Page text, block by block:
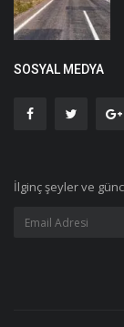
SOSYAL MEDYA
İlginç şeyler ve